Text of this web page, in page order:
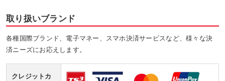
取り扱いブランド
各種国際ブランド、電子マネー、スマホ決済サービスなど、様々な決
済ニーズにお応えします。
クレジットカ